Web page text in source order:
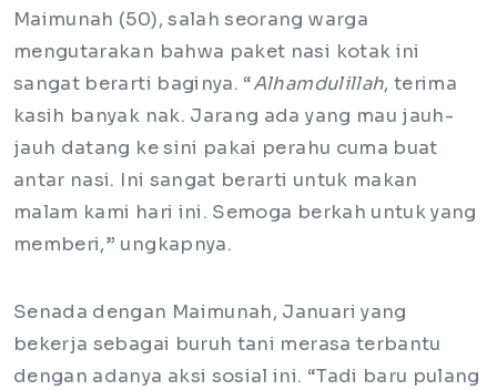
Maimunah (50), salah seorang warga
mengutarakan bahwa paket nasi kotak ini
sangat berarti baginya. “Alhamdulillah, terima
kasih banyak nak. Jarang ada yang mau jauh-
jauh datang ke sini pakai perahu cuma buat
antar nasi. Ini sangat berarti untuk makan
malam kami hari ini. Semoga berkah untuk yang
memberi,” ungkapnya.
Senada dengan Maimunah, Januari yang
bekerja sebagai buruh tani merasa terbantu
dengan adanya aksi sosial ini. “Tadi baru pulang